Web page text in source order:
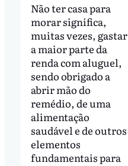
Não ter casa para
morar significa,
muitas vezes, gastar
a maior parte da
renda com aluguel,
sendo obrigado a
abrir mão do
remédio, de uma
alimentação
saudável e de outros
elementos
fundamentais para